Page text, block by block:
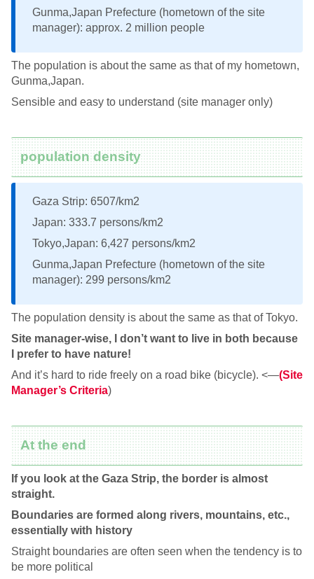
Gunma,Japan Prefecture (hometown of the site
manager): approx. 2 million people
The population is about the same as that of my hometown,
Gunma,Japan.
Sensible and easy to understand (site manager only)
population density
Gaza Strip: 6507/km2
Japan: 333.7 persons/km2
Tokyo,Japan: 6,427 persons/km2
Gunma,Japan Prefecture (hometown of the site
manager): 299 persons/km2
The population density is about the same as that of Tokyo.
Site manager-wise, I don’t want to live in both because
I prefer to have nature!
And it’s hard to ride freely on a road bike (bicycle). <—(Site
Manager’s Criteria)
At the end
If you look at the Gaza Strip, the border is almost
straight.
Boundaries are formed along rivers, mountains, etc.,
essentially with history
Straight boundaries are often seen when the tendency is to
be more political